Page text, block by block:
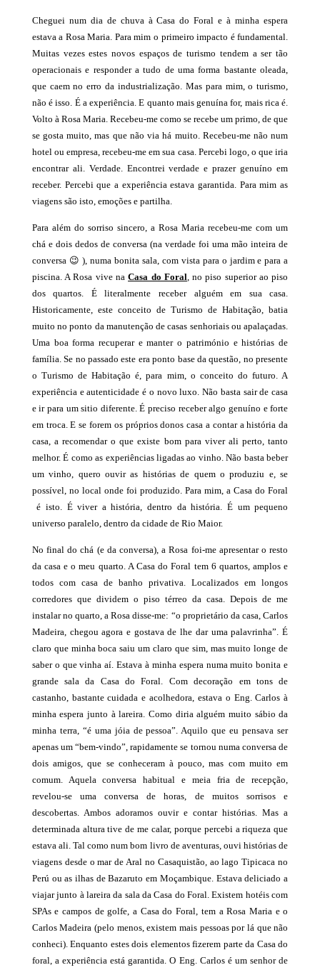
Cheguei num dia de chuva à Casa do Foral e à minha espera
estava a Rosa Maria. Para mim o primeiro impacto é fundamental.
Muitas vezes estes novos espaços de turismo tendem a ser tão
operacionais e responder a tudo de uma forma bastante oleada,
que caem no erro da industrialização. Mas para mim, o turismo,
não é isso. É a experiência. E quanto mais genuína for, mais rica é.
Volto à Rosa Maria. Recebeu-me como se recebe um primo, de que
se gosta muito, mas que não via há muito. Recebeu-me não num
hotel ou empresa, recebeu-me em sua casa. Percebi logo, o que iria
encontrar ali. Verdade. Encontrei verdade e prazer genuíno em
receber. Percebi que a experiência estava garantida. Para mim as
viagens são isto, emoções e partilha.
Para além do sorriso sincero, a Rosa Maria recebeu-me com um
chá e dois dedos de conversa (na verdade foi uma mão inteira de
conversa 😉 ), numa bonita sala, com vista para o jardim e para a
piscina. A Rosa vive naCasa do Foral , no piso superior ao piso
dos quartos. É literalmente receber alguém em sua casa.
Historicamente, este conceito de Turismo de Habitação, batia
muito no ponto da manutenção de casas senhoriais ou apalaçadas.
Uma boa forma recuperar e manter o património e histórias de
família. Se no passado este era ponto base da questão, no presente
o Turismo de Habitação é, para mim, o conceito do futuro. A
experiência e autenticidade é o novo luxo. Não basta sair de casa
e ir para um sitio diferente. É preciso receber algo genuíno e forte
em troca. E se forem os próprios donos casa a contar a história da
casa, a recomendar o que existe bom para viver ali perto, tanto
melhor. É como as experiências ligadas ao vinho. Não basta beber
um vinho, quero ouvir as histórias de quem o produziu e, se
possível, no local onde foi produzido. Para mim, a Casa do Foral
é isto. É viver a história, dentro da história. É um pequeno
universo paralelo, dentro da cidade de Rio Maior.
No final do chá (e da conversa), a Rosa foi-me apresentar o resto
da casa e o meu quarto. A Casa do Foral tem 6 quartos, amplos e
todos com casa de banho privativa. Localizados em longos
corredores que dividem o piso térreo da casa. Depois de me
instalar no quarto, a Rosa disse-me: “o proprietário da casa, Carlos
Madeira, chegou agora e gostava de lhe dar uma palavrinha”. É
claro que minha boca saiu um claro que sim, mas muito longe de
saber o que vinha aí. Estava à minha espera numa muito bonita e
grande sala da Casa do Foral. Com decoração em tons de
castanho, bastante cuidada e acolhedora, estava o Eng. Carlos à
minha espera junto à lareira. Como diria alguém muito sábio da
minha terra, “é uma jóia de pessoa”. Aquilo que eu pensava ser
apenas um “bem-vindo”, rapidamente se tornou numa conversa de
dois amigos, que se conheceram à pouco, mas com muito em
comum. Aquela conversa habitual e meia fria de recepção,
revelou-se uma conversa de horas, de muitos sorrisos e
descobertas. Ambos adoramos ouvir e contar histórias. Mas a
determinada altura tive de me calar, porque percebi a riqueza que
estava ali. Tal como num bom livro de aventuras, ouvi histórias de
viagens desde o mar de Aral no Casaquistão, ao lago Tipicaca no
Perú ou as ilhas de Bazaruto em Moçambique. Estava deliciado a
viajar junto à lareira da sala da Casa do Foral. Existem hotéis com
SPAs e campos de golfe, a Casa do Foral, tem a Rosa Maria e o
Carlos Madeira (pelo menos, existem mais pessoas por lá que não
conheci). Enquanto estes dois elementos fizerem parte da Casa do
foral, a experiência está garantida. O Eng. Carlos é um senhor de